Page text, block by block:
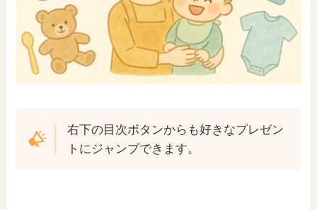
右下の目次ボタンからも好きなプレゼン
トにジャンプできます。